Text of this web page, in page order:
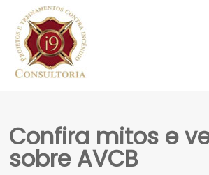
Confira mitos e
sobre AVCB